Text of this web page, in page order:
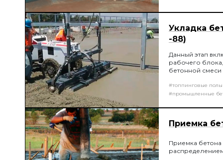
Укладка
-88)
Данный этап
рабочего
бетонной смеси
опалубки)
Выглаживание
#топпинговые полы
#промышленные
Приемка
Приемка